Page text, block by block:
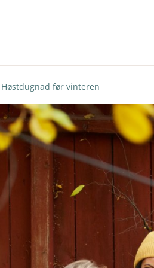
Høstdugnad før vinteren